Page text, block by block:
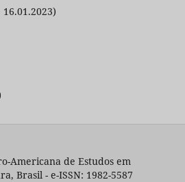
Americana de Estudos em
Brasil - e-ISSN: 1982-5587